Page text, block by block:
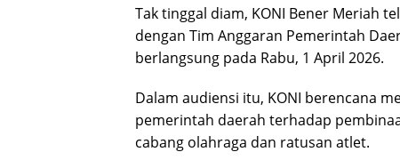
Tak tinggal diam, KONI Bener Meriah
dengan Tim Anggaran Pemerintah
berlangsung pada Rabu, 1 April 2026.
Dalam audiensi itu, KONI berencana
pemerintah daerah terhadap
cabang olahraga dan ratusan atlet.